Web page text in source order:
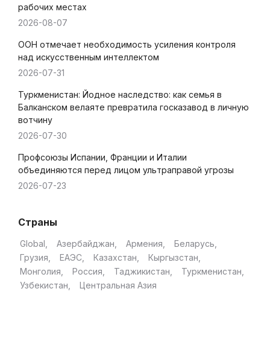
рабочих местах
2026-08-07
ООН отмечает необходимость усиления контроля
над искусственным интеллектом
2026-07-31
Туркменистан: Йодное наследство: как семья в
Балканском велаяте превратила госказавод в личную
вотчину
2026-07-30
Профсоюзы Испании, Франции и Италии
объединяются перед лицом ультраправой угрозы
2026-07-23
Страны
Global Азербайджан Армения
Беларусь
Грузия
ЕАЭС Казахстан
Кыргызстан
Монголия
Россия Таджикистан
Туркменистан
Узбекистан
Центральная Азия